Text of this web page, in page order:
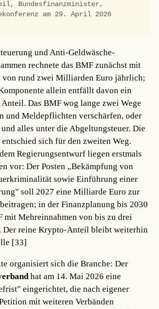
Bundesfinanzminister,
am 29. April 2026
und Anti-Geldwäsche-
rechnete das BMF zunächst mit
von rund zwei Milliarden Euro jährlich;
allein entfällt davon ein
Das BMF wog lange zwei Wege
und Meldepflichten verschärfen, oder
alles unter die Abgeltungsteuer. Die
sich für den zweiten Weg.
Regierungsentwurf liegen erstmals
vor: Der Posten „Bekämpfung von
sowie Einführung einer
soll 2027 eine Milliarde Euro zur
in der Finanzplanung bis 2030
mit Mehreinnahmen von bis zu drei
Der reine Krypto-Anteil bleibt weiterhin
[33]
organisiert sich die Branche: Der
hat am 14. Mai 2026 eine
eingerichtet, die nach eigener
mit weiteren Verbänden